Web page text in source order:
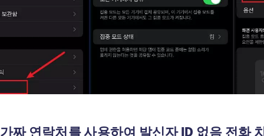
짜 연락처를 사용하여 발신자 ID 없음 전화